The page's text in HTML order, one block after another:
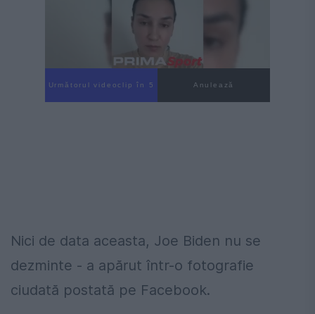
Următorul videoclip în 4 Anulează
Nici de data aceasta, Joe Biden nu se
dezminte - a apărut într-o fotografie
ciudată postată pe Facebook.